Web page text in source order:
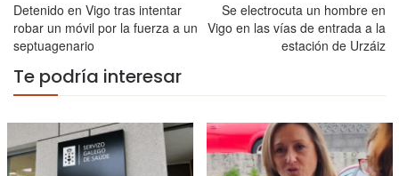
Detenido en Vigo tras intentar
robar un móvil por la fuerza a un
septuagenario
Se electrocuta un hombre en
Vigo en las vías de entrada a la
estación de Urzáiz
Te podría interesar